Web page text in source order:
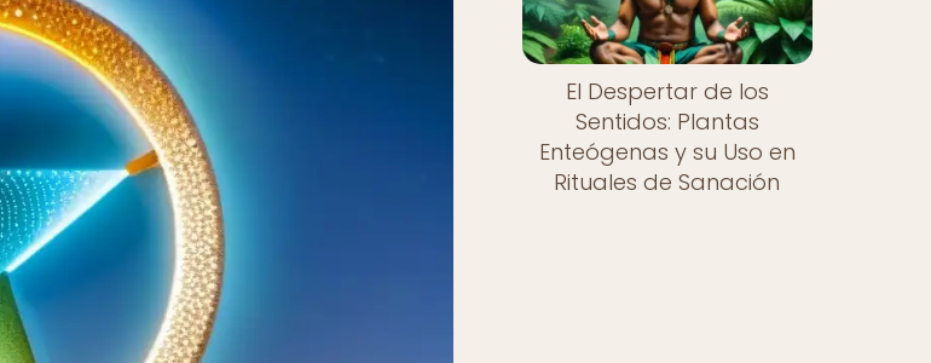
El Despertar de los
Sentidos: Plantas
Enteógenas y su Uso en
Rituales de Sanación